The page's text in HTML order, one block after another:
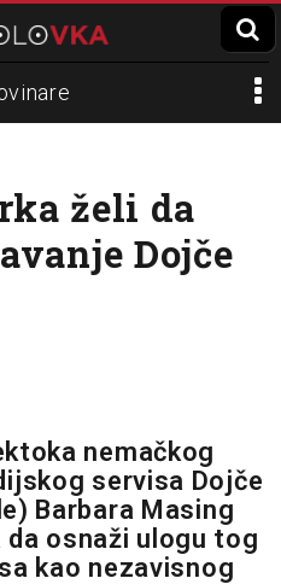
medijiželi da
Dojče
nemačkog
servisa Dojče
Barbara Masing
osnaži ulogu tog
kao nezavisnog